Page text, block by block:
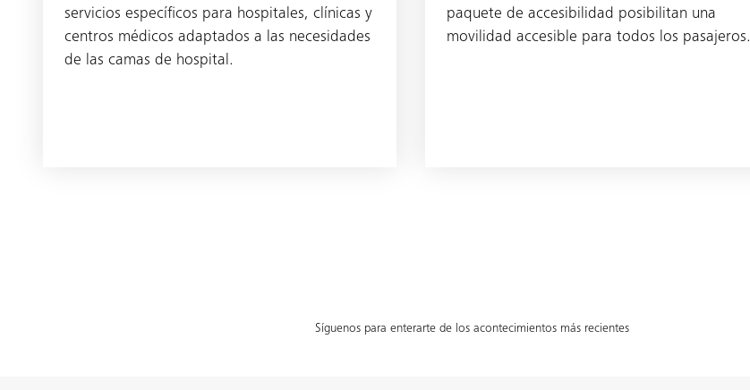
servicios específicos para hospitales, clínicas y
centros médicos adaptados a las necesidades
de las camas de hospital.
paquete de accesibilidad posibilitan una
movilidad accesible para todos los pasajeros.
Síguenos para enterarte de los acontecimientos más recientes